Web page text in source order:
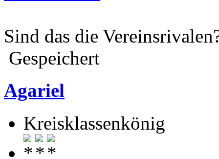
Sind das die
Gespeichert
Agariel
Kreisklassenkönig